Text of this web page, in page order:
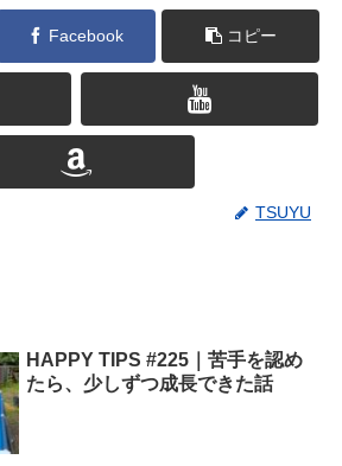
Facebook コピー
TSUYU
HAPPY TIPS #225｜苦手を認め
たら、少しずつ成長できた話